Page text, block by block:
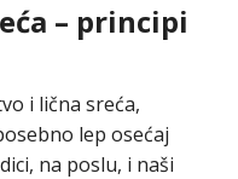
– principi
i lična sreća,
lep osećaj
na poslu, i naši